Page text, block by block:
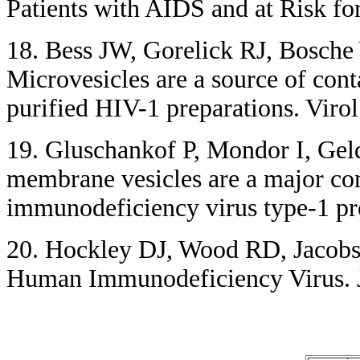
Patients with AIDS and at Risk
18. Bess JW, Gorelick RJ,
Microvesicles are a source of
purified HIV-1 preparations.
19. Gluschankof P, Mondor I,
membrane vesicles are a major
immunodeficiency virus type-1
20. Hockley DJ, Wood RD,
Human Immunodeficiency